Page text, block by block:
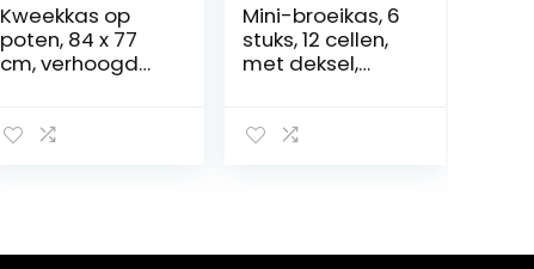
Kweekkas op
poten, 84 x 77
cm, verhoogd
kweekhulp,
Mini-broeikas, 6
stuks, 12 cellen,
met deksel,
kamerbroeikas,